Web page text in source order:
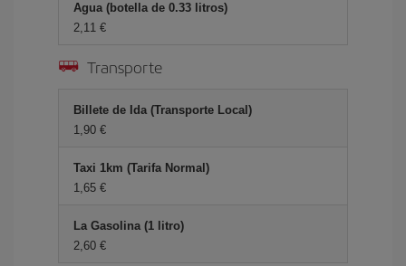
Agua (botella de 0.33 litros)
2,11 €
Transporte
Billete de Ida (Transporte Local)
1,90 €
Taxi 1km (Tarifa Normal)
1,65 €
La Gasolina (1 litro)
2,60 €